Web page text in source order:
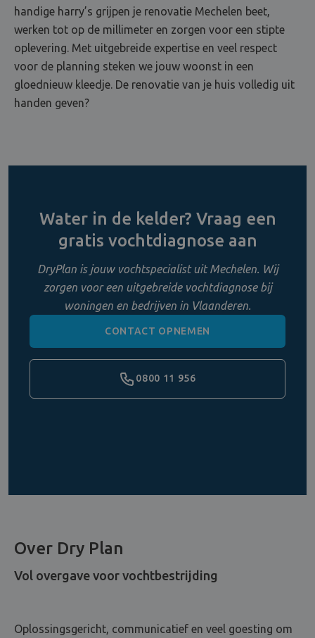
handige harry’s grijpen je renovatie Mechelen beet,
werken tot op de millimeter en zorgen voor een stipte
oplevering. Met uitgebreide expertise en veel respect
voor de planning steken we jouw woonst in een
gloednieuw kleedje. De renovatie van je huis volledig uit
handen geven?
Water in de kelder? Vraag een
gratis vochtdiagnose aan
DryPlan is jouw vochtspecialist uit Mechelen. Wij
zorgen voor een uitgebreide vochtdiagnose bij
woningen en bedrijven in Vlaanderen.
CONTACT OPNEMEN
0800 11 956
Over Dry Plan
Vol overgave voor vochtbestrijding
Oplossingsgericht, communicatief en veel goesting om